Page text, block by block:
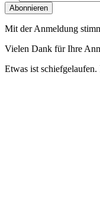
Abonnieren
Mit der Anmeldung
Vielen Dank für Ihre
Etwas ist schiefgelaufen.